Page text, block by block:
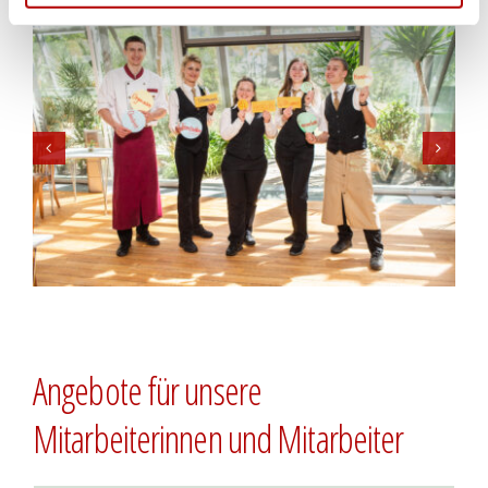
Angebote für unsere
Mitarbeiterinnen und Mitarbeiter